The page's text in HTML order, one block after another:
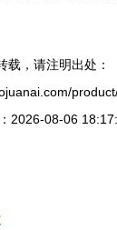
载，请注明出处：
2026-08-06